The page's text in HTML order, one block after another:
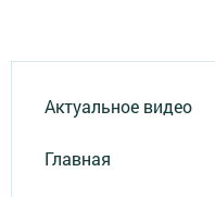
Актуальное видео
Главная